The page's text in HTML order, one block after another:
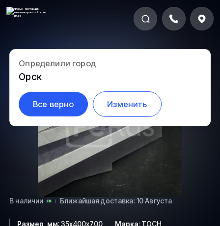
Определили город
Орск
Все верно Изменить
5.2-51
В наличии Ближайшая доставка: 10 Августа
Размер, мм:35х400х700 Марка: ТОСН